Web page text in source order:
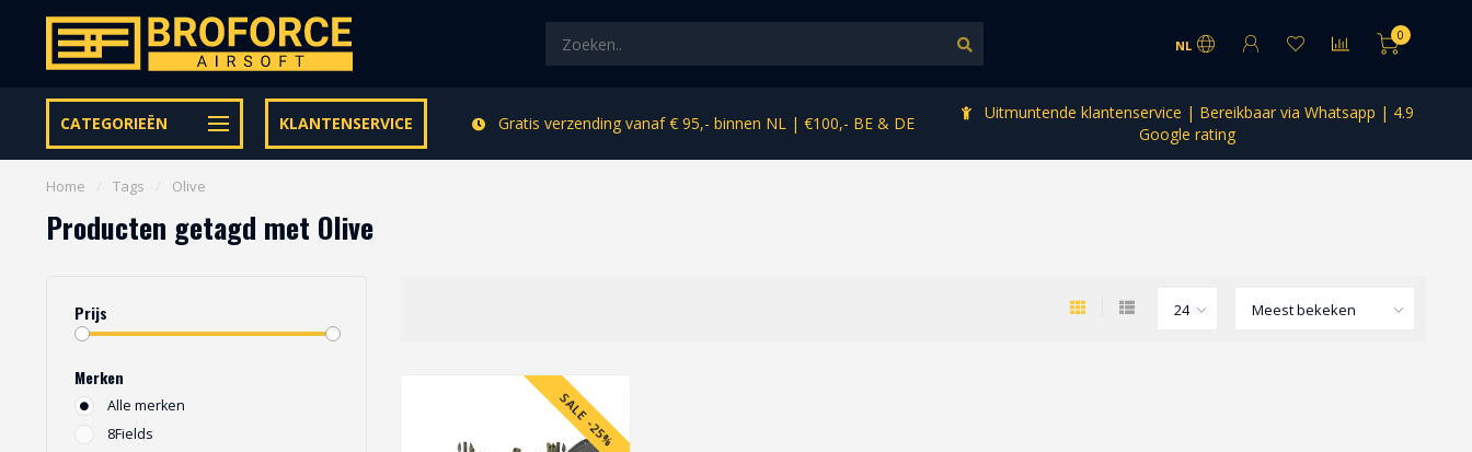
NL
0
CATEGORIEËN KLANTENSERVICE
Let op onze speciale Facebook/Instagram aanbiedingen Gratis verzending vanaf € 95,- binnen NL | €100,- BE & DE
Uitmuntende klantenservice | Bereikbaar via Whatsapp | 4.9
Google rating
Home Tags Olive
Producten getagd met Olive
Prijs
Merken
Alle merken
8Fields
SALE -25%